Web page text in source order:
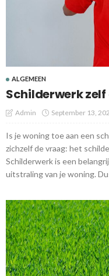
ALGEMEEN
Schilderwerk
Admin September 13,
Is je woning toe aan een
zichzelf de vraag: het
Schilderwerk is een
uitstraling van je woning.